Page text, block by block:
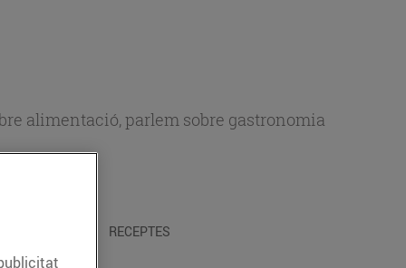
alimentació, parlem sobre gastronomia
RECEPTES